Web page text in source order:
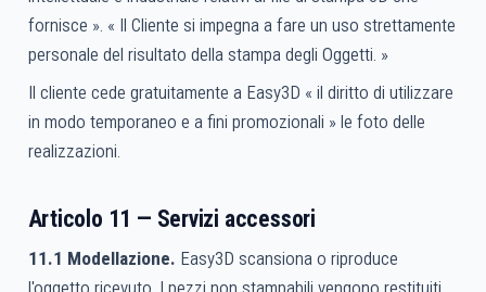
fornisce ». « Il Cliente si impegna a fare un uso strettamente
personale del risultato della stampa degli Oggetti. »
Il cliente cede gratuitamente a Easy3D « il diritto di utilizzare
in modo temporaneo e a fini promozionali » le foto delle
realizzazioni.
Articolo 11 — Servizi accessori
11.1 Modellazione. Easy3D scansiona o riproduce
l'oggetto ricevuto. I pezzi non stampabili vengono restituiti